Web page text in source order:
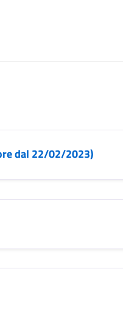
dal 22/02/2023)